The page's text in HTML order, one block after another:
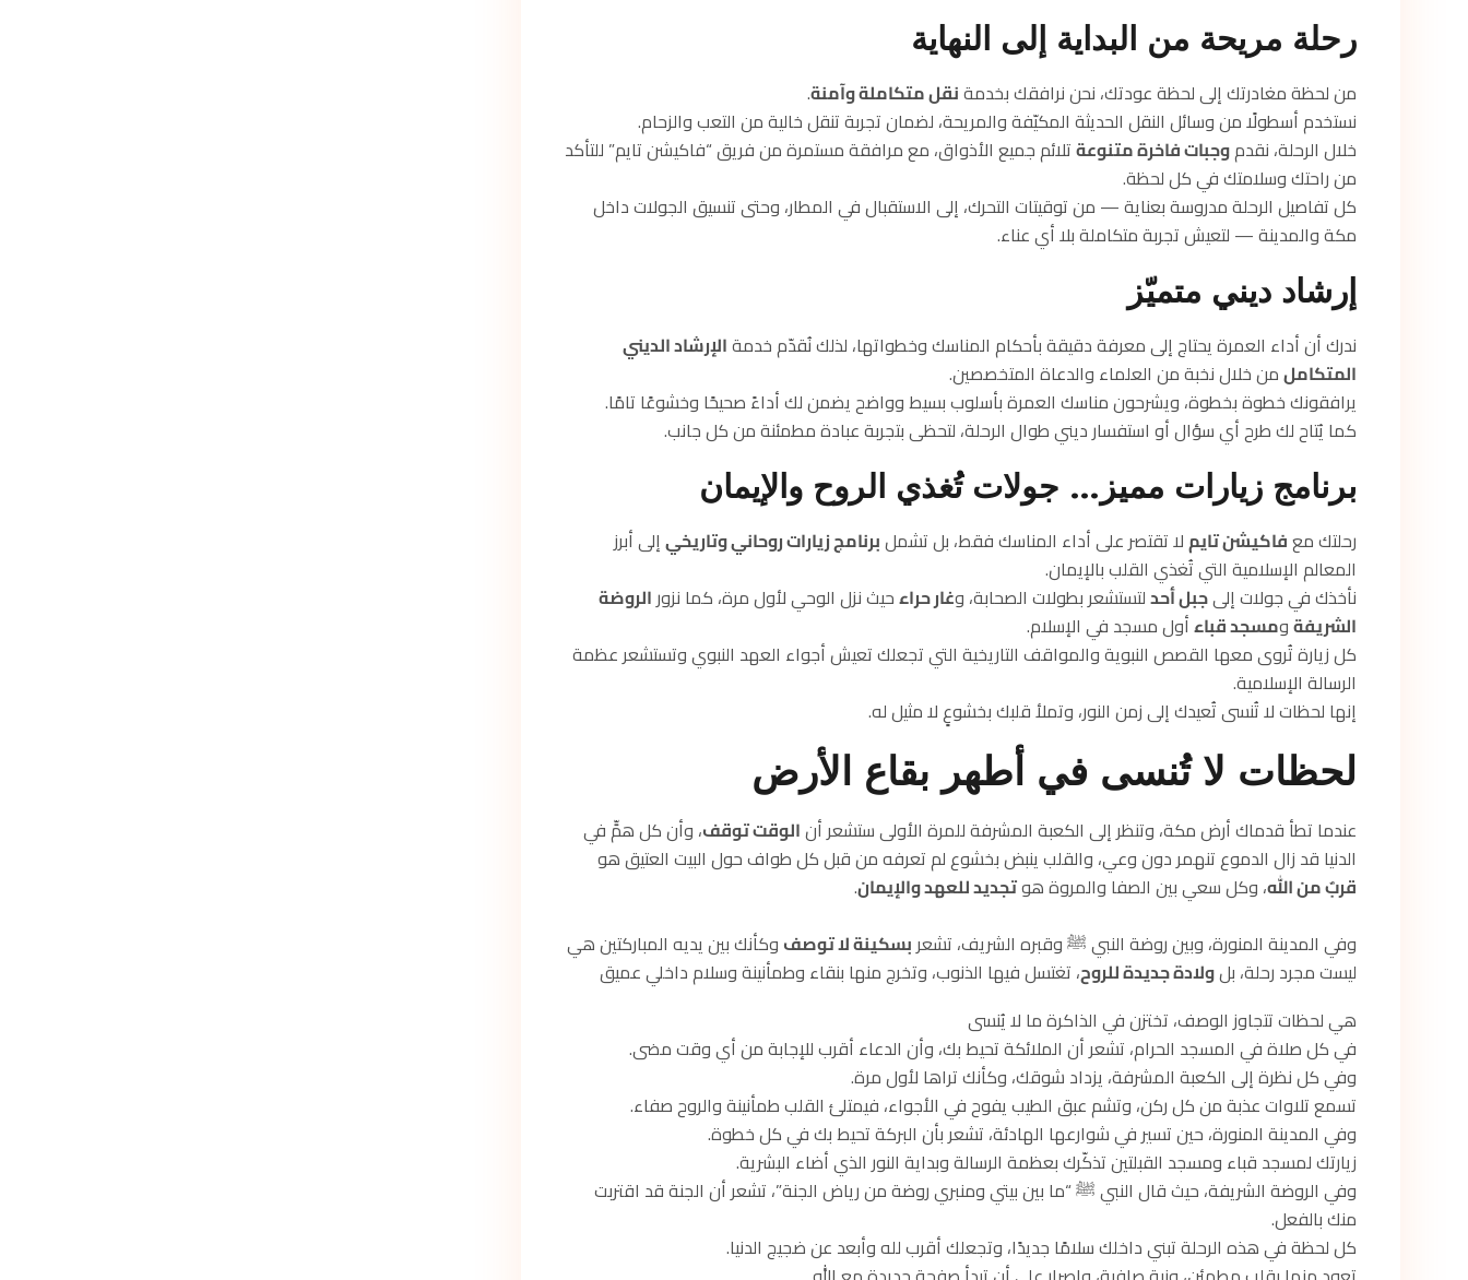
رحلة مريحة من البداية إلى النهاية
من لحظة مغادرتك إلى لحظة عودتك، نحن نرافقك بخدمةنقل متكاملة وآمنة.
نستخدم أسطولًا من وسائل النقل الحديثة المكيّفة والمريحة، لضمان تجربة تنقل خالية من التعب والزحام.
خلال الرحلة، نقدموجبات فاخرة متنوعةتلائم جميع الأذواق، مع مرافقة مستمرة من فريق “فاكيشن تايم” للتأكد
من راحتك وسلامتك في كل لحظة.
كل تفاصيل الرحلة مدروسة بعناية — من توقيتات التحرك، إلى الاستقبال في المطار، وحتى تنسيق الجولات داخل
مكة والمدينة — لتعيش تجربة متكاملة بلا أي عناء.
إرشاد ديني متميّز
ندرك أن أداء العمرة يحتاج إلى معرفة دقيقة بأحكام المناسك وخطواتها، لذلك نُقدّم خدمةالإرشاد الديني
المتكاملمن خلال نخبة من العلماء والدعاة المتخصصين.
يرافقونك خطوة بخطوة، ويشرحون مناسك العمرة بأسلوب بسيط وواضح يضمن لك أداءً صحيحًا وخشوعًا تامًا.
كما يُتاح لك طرح أي سؤال أو استفسار ديني طوال الرحلة، لتحظى بتجربة عبادة مطمئنة من كل جانب.
برنامج زيارات مميز… جولات تُغذي الروح والإيمان
رحلتك معفاكيشن تايملا تقتصر على أداء المناسك فقط، بل تشملبرنامج زيارات روحاني وتاريخيإلى أبرز
المعالم الإسلامية التي تُغذي القلب بالإيمان.
نأخذك في جولات إلىجبل أحدلتستشعر بطولات الصحابة، وغار حراءحيث نزل الوحي لأول مرة، كما نزورالروضة
الشريفةومسجد قباءأول مسجد في الإسلام.
كل زيارة تُروى معها القصص النبوية والمواقف التاريخية التي تجعلك تعيش أجواء العهد النبوي وتستشعر عظمة
الرسالة الإسلامية.
إنها لحظات لا تُنسى تُعيدك إلى زمن النور، وتملأ قلبك بخشوعٍ لا مثيل له.
لحظات لا تُنسى في أطهر بقاع الأرض
عندما تطأ قدماك أرض مكة، وتنظر إلى الكعبة المشرفة للمرة الأولى ستشعر أنالوقت توقف، وأن كل همٍّ في
الدنيا قد زال الدموع تنهمر دون وعي، والقلب ينبض بخشوع لم تعرفه من قبل كل طواف حول البيت العتيق هو
قربٌ من الله، وكل سعي بين الصفا والمروة هوتجديد للعهد والإيمان.
وفي المدينة المنورة، وبين روضة النبي ﷺ وقبره الشريف، تشعربسكينة لا توصف وكأنك بين يديه المباركتين هي
ليست مجرد رحلة، بلولادة جديدة للروح، تغتسل فيها الذنوب، وتخرج منها بنقاء وطمأنينة وسلام داخلي عميق
هي لحظات تتجاوز الوصف، تختزن في الذاكرة ما لا يُنسى
في كل صلاة في المسجد الحرام، تشعر أن الملائكة تحيط بك، وأن الدعاء أقرب للإجابة من أي وقت مضى.
وفي كل نظرة إلى الكعبة المشرفة، يزداد شوقك، وكأنك تراها لأول مرة.
تسمع تلاوات عذبة من كل ركن، وتشم عبق الطيب يفوح في الأجواء، فيمتلئ القلب طمأنينة والروح صفاء.
وفي المدينة المنورة، حين تسير في شوارعها الهادئة، تشعر بأن البركة تحيط بك في كل خطوة.
زيارتك لمسجد قباء ومسجد القبلتين تذكّرك بعظمة الرسالة وبداية النور الذي أضاء البشرية.
وفي الروضة الشريفة، حيث قال النبي ﷺ “ما بين بيتي ومنبري روضة من رياض الجنة”، تشعر أن الجنة قد اقتربت
منك بالفعل.
كل لحظة في هذه الرحلة تبني داخلك سلامًا جديدًا، وتجعلك أقرب لله وأبعد عن ضجيج الدنيا.